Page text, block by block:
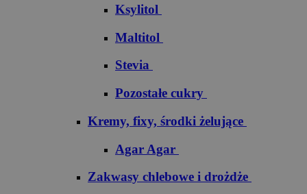
Ksylitol
Maltitol
Stevia
Pozostałe cukry
Kremy, fixy, środki żelujące
Agar Agar
Zakwasy chlebowe i drożdże